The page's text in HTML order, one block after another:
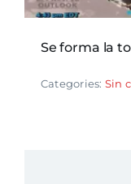
Se forma la
Categories: Sin